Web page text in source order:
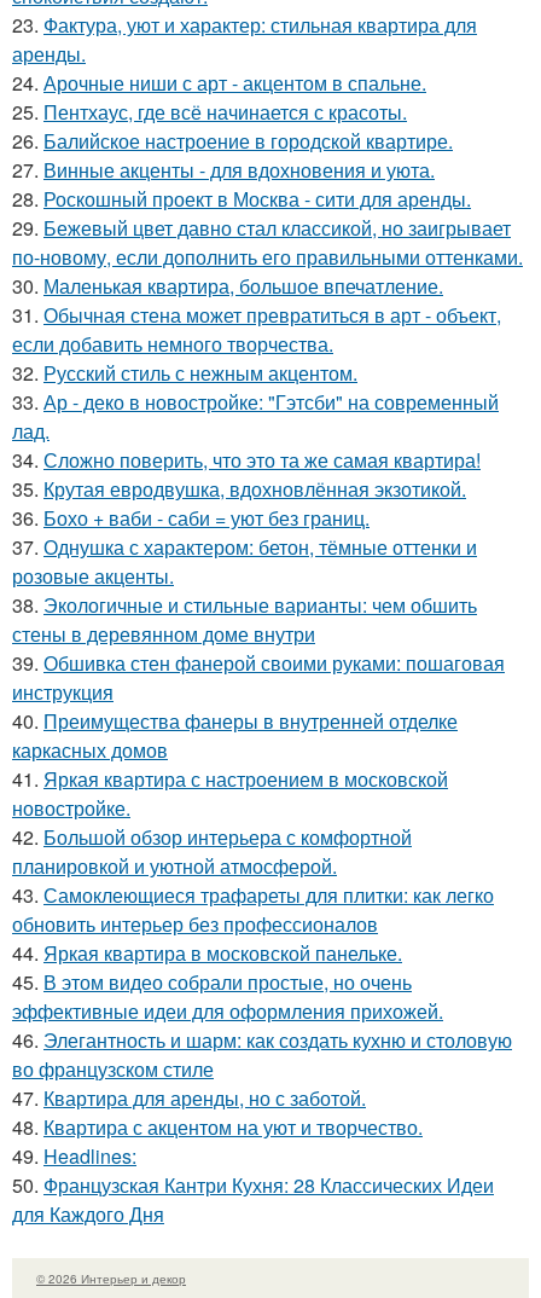
23. Фактура, уют и характер: стильная квартира для
аренды.
24. Арочные ниши с арт - акцентом в спальне.
25. Пентхаус, где всё начинается с красоты.
26. Балийское настроение в городской квартире.
27. Винные акценты - для вдохновения и уюта.
28. Роскошный проект в Москва - сити для аренды.
29. Бежевый цвет давно стал классикой, но заигрывает
по-новому, если дополнить его правильными оттенками.
30. Маленькая квартира, большое впечатление.
31. Обычная стена может превратиться в арт - объект,
если добавить немного творчества.
32. Русский стиль с нежным акцентом.
33. Ар - деко в новостройке: "Гэтсби" на современный
лад.
34. Сложно поверить, что это та же самая квартира!
35. Крутая евродвушка, вдохновлённая экзотикой.
36. Бохо + ваби - саби = уют без границ.
37. Однушка с характером: бетон, тёмные оттенки и
розовые акценты.
38. Экологичные и стильные варианты: чем обшить
стены в деревянном доме внутри
39. Обшивка стен фанерой своими руками: пошаговая
инструкция
40. Преимущества фанеры в внутренней отделке
каркасных домов
41. Яркая квартира с настроением в московской
новостройке.
42. Большой обзор интерьера с комфортной
планировкой и уютной атмосферой.
43. Самоклеющиеся трафареты для плитки: как легко
обновить интерьер без профессионалов
44. Яркая квартира в московской панельке.
45. В этом видео собрали простые, но очень
эффективные идеи для оформления прихожей.
46. Элегантность и шарм: как создать кухню и столовую
во французском стиле
47. Квартира для аренды, но с заботой.
48. Квартира с акцентом на уют и творчество.
49. Headlines:
50. Французская Кантри Кухня: 28 Классических Идеи
для Каждого Дня
© 2026 Интерьер и декор